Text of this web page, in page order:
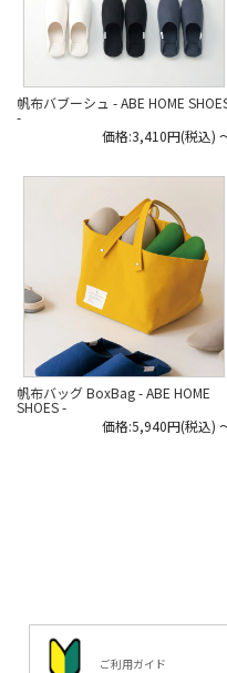
帆布バブーシュ - ABE HOME
-
価格:3,410円(税込)
帆布バッグ BoxBag - ABE HOME
SHOES -
価格:5,940円(税込)
ご利用ガイド